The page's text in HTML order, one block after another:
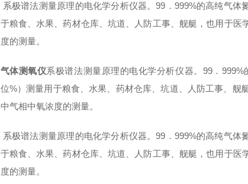
系极谱法测量原理的电化学分析仪器。99．999%的高纯气
于粮食、水果、药材仓库、坑道、人防工事、舰艇，也用于
度的测量。
气体测氧仪系极谱法测量原理的电化学分析仪器。99．
位%）测量用于粮食、水果、药材仓库、坑道、人防工事、
中气相中氧浓度的测量。
系极谱法测量原理的电化学分析仪器。99．999%的高纯气
于粮食、水果、药材仓库、坑道、人防工事、舰艇，也用于
度的测量。